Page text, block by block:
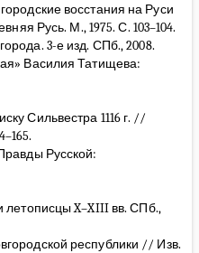
восстания на Руси
Русь. М., 1975. С. 103–104.
3-е изд. СПб., 2008.
Василия Татищева:
Сильвестра 1116 г. //
Русской:
летописцы X–XIII вв. СПб.,
республики // Изв.